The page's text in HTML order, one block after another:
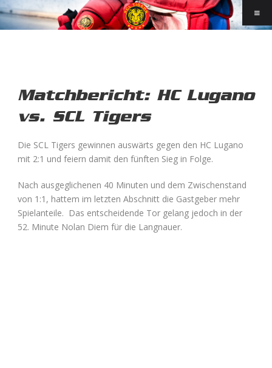
Matchbericht: HC Lugano
vs. SCL Tigers
Die SCL Tigers gewinnen auswärts gegen den HC Lugano
mit 2:1 und feiern damit den fünften Sieg in Folge.
Nach ausgeglichenen 40 Minuten und dem Zwischenstand
von 1:1, hattem im letzten Abschnitt die Gastgeber mehr
Spielanteile. Das entscheidende Tor gelang jedoch in der
52. Minute Nolan Diem für die Langnauer.